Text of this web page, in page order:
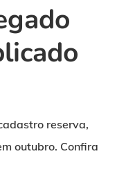
reserva,
outubro. Confira